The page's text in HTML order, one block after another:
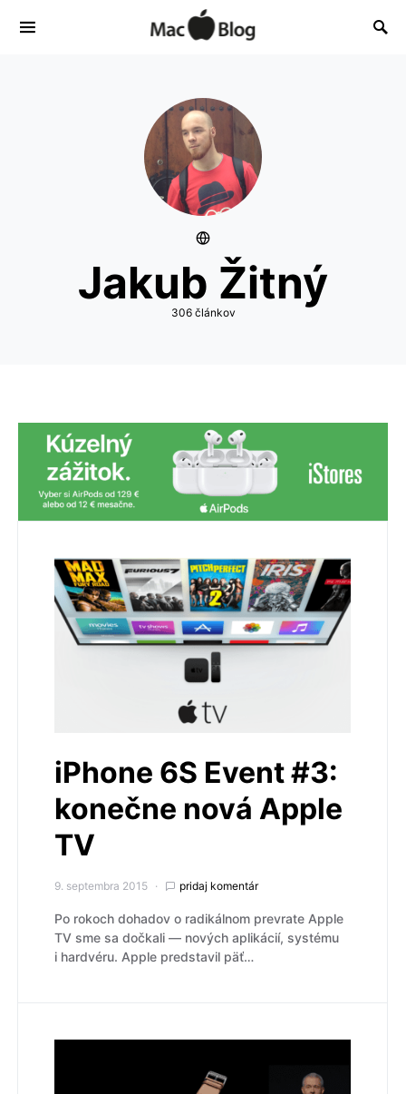
Jakub Žitný
306 článkov
iPhone 6S Event #3:
konečne nová Apple
TV
9. septembra 2015 pridaj komentár
Po rokoch dohadov o radikálnom prevrate Apple
TV sme sa dočkali — nových aplikácií, systému
i hardvéru. Apple predstavil päť…